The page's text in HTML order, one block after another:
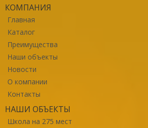
КОМПАНИЯ
Главная
Каталог
Преимущества
Наши объекты
Новости
О компании
Контакты
НАШИ ОБЪЕКТЫ
Школа на 275 мест